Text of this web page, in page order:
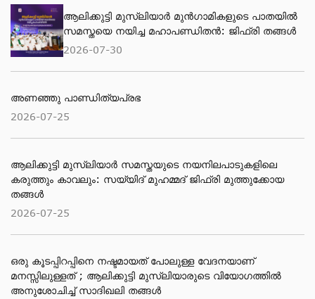
ആലിക്കുട്ടി മുസ്‌ലിയാർ മുൻഗാമികളുടെ പാതയിൽ
സമസ്തയെ നയിച്ച മഹാപണ്ഡിതൻ: ജിഫ്‌രി തങ്ങൾ
2026-07-30
അണഞ്ഞു പാണ്ഡിത്യപ്രഭ
2026-07-25
ആലിക്കുട്ടി മുസ്‌ലിയാർ സമസ്തയുടെ നയനിലപാടുകളിലെ
കരുത്തും കാവലും: സയ്യിദ് മുഹമ്മദ് ജിഫ്രി മുത്തുക്കോയ
തങ്ങൾ
2026-07-25
ഒരു കൂടപ്പിറപ്പിനെ നഷ്ടമായത് പോലുള്ള വേദനയാണ്
മനസ്സിലുള്ളത് ; ആലിക്കുട്ടി മുസ്‌ലിയാരുടെ വിയോ​ഗത്തിൽ
അനുശോചിച്ച് സാദിഖലി തങ്ങൾ